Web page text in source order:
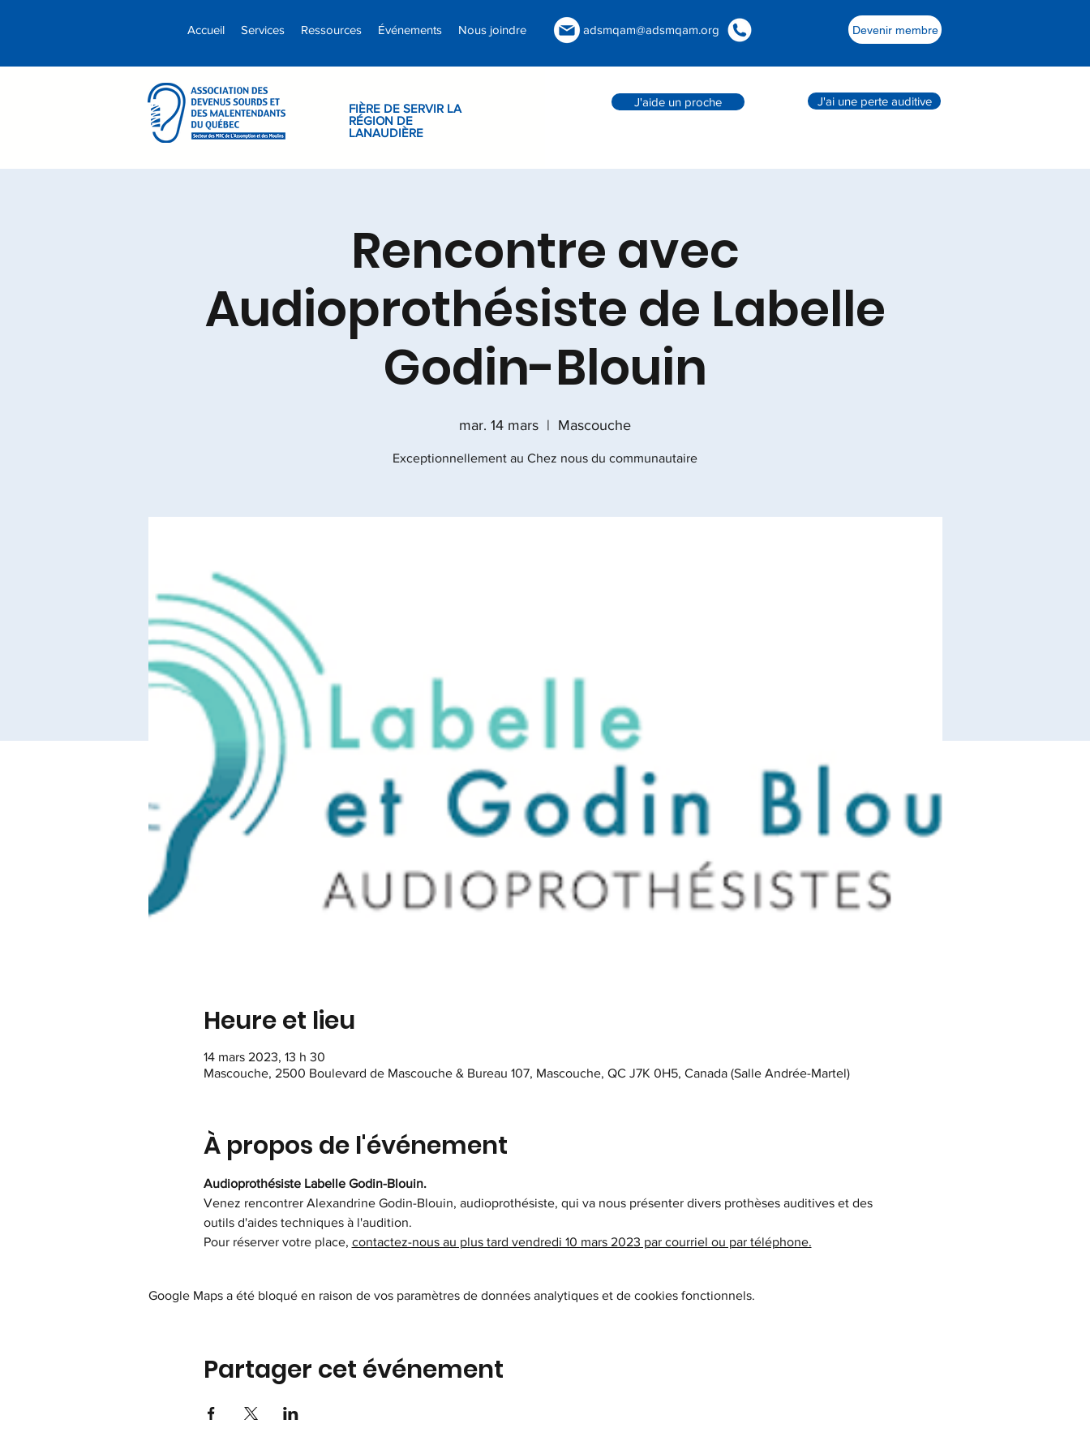
adsmqam@adsmqam.org Devenir membre
Accueil Services Ressources Événements Nous joindre
FIÈRE DE SERVIR LA
RÉGION DE
LANAUDIÈRE
J'aide un proche J'ai une perte auditive
Rencontre avec
Audioprothésiste de Labelle
Godin-Blouin
mar. 14 mars
  |
Mascouche
Exceptionnellement au Chez nous du communautaire
Heure et lieu
14 mars 2023, 13 h 30
Mascouche, 2500 Boulevard de Mascouche & Bureau 107, Mascouche, QC J7K 0H5, Canada (Salle Andrée-Martel)
À propos de l'événement
Audioprothésiste Labelle Godin-Blouin.
Venez rencontrer Alexandrine Godin-Blouin, audioprothésiste, qui va nous présenter divers prothèses auditives et des
outils d'aides techniques à l'audition.
Pour réserver votre place, contactez-nous au plus tard vendredi 10 mars 2023 par courriel ou par téléphone.
Google Maps a été bloqué en raison de vos paramètres de données analytiques et de cookies fonctionnels.
Partager cet événement